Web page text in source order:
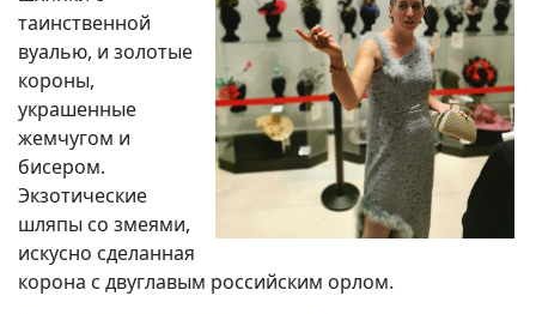
таинственной
вуалью, и золотые
короны,
украшенные
жемчугом и
бисером.
Экзотические
шляпы со змеями,
искусно сделанная
корона с двуглавым российским орлом.